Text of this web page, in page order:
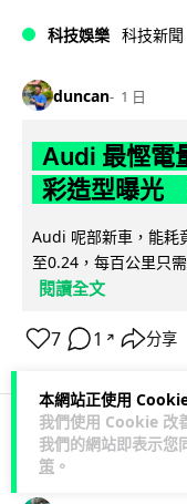
本網站正使用
我們使用 Cookie 改
我們的網站即表示您
策 。
科技娛樂 科技新聞
duncan 1 日
Audi 最慳
彩造型曝光
Audi 呢部新車，能耗
至0.24，每百公里只
閱讀全文
7 1 ↗ 分享
科技娛樂 生活娛樂